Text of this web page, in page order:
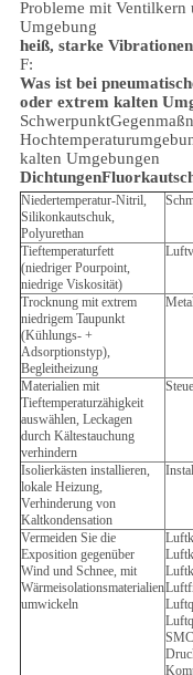
Probleme mit Ventilkern
Umgebung
heiß, starke Vibrationen
F:
Was ist bei
oder extrem kalten
Schwerpunkt
kalten Umgebungen
Dichtungen
Niedertemperatur-Nitril,
Silikonkautschuk,
Polyurethan
Tieftemperaturfett
(niedriger Pourpoint,
niedrige Viskosität)
Trocknung mit extrem
niedrigem Taupunkt
(Kühlungs- +
Adsorptionstyp),
Begleitheizung
Materialien mit
Tieftemperaturzähigkeit
auswählen, Leckagen
durch Kältestauchung
verhindern
Isolierkästen installieren,
lokale Heizung,
Verhinderung von
Kaltkondensation
Vermeiden Sie die
Exposition gegenüber
Wind und Schnee, mit
Wärmeisolationsmaterialien
umwickeln